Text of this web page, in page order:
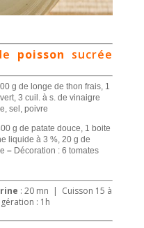
poisson sucrée
g de longe de thon frais, 1
3 cuil. à s. de vinaigre
sel, poivre
g de patate douce, 1 boite
liquide à 3 %, 20 g de
–Décoration : 6 tomates
: 20 mn | Cuisson 15 à
: 1h